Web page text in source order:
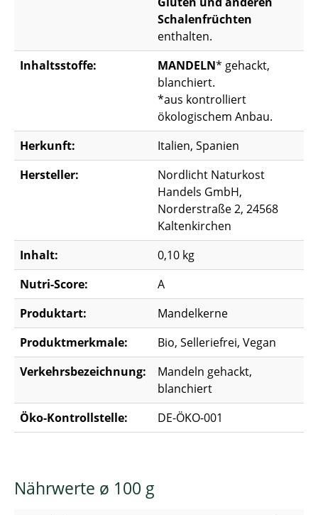
Schalenfrüchten
enthalten.
Inhaltsstoffe:
MANDELN* gehackt,
blanchiert.
*aus kontrolliert
ökologischem Anbau.
Herkunft:
Italien, Spanien
Hersteller:
Nordlicht Naturkost
Handels GmbH,
Norderstraße 2, 24568
Kaltenkirchen
Inhalt:
0,10 kg
Nutri-Score:
A
Produktart:
Mandelkerne
Produktmerkmale:
Bio, Selleriefrei, Vegan
Verkehrsbezeichnung:
Mandeln gehackt,
blanchiert
Öko-Kontrollstelle:
DE-ÖKO-001
Nährwerte ø 100 g